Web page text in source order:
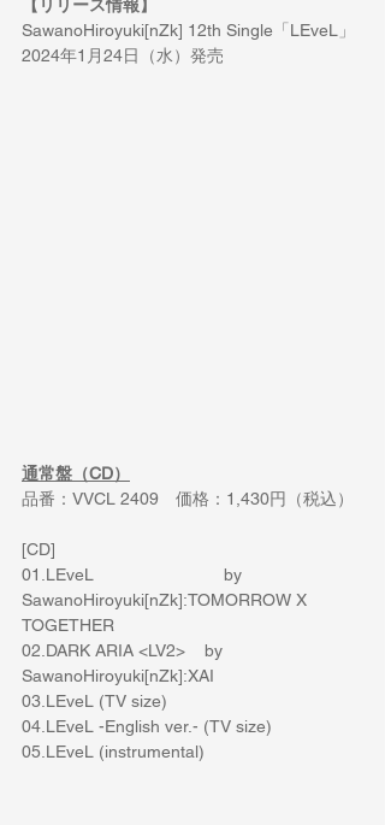
【リリース情報】
SawanoHiroyuki[nZk] 12th Single「LEveL 」
2024年1 月24日（水）発売
通常盤（CD）
品番： VVCL 2409 価格： 1,430円（税込）
[CD]
01.LEveL                           by
SawanoHiroyuki[nZk]:TOMORROW X
TOGETHER
02.DARK ARIA <LV2>    by
SawanoHiroyuki[nZk]:XAI
03.LEveL (TV size)
04.LEveL -English ver.- (TV size)
05.LEveL (instrumental)